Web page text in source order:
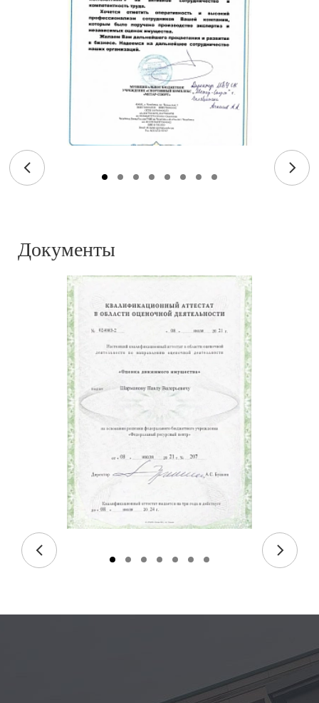
Документы